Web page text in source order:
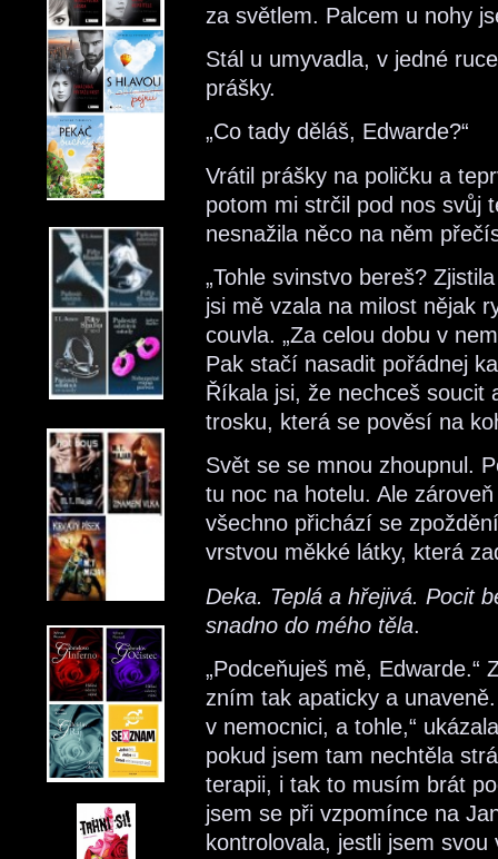
za světlem. Palcem u nohy
Stál u umyvadla, v jedné
prášky.
„Co tady děláš, Edwarde?“
Vrátil prášky na poličku a
potom mi strčil pod nos svůj
nesnažila něco na něm
„Tohle svinstvo bereš?
jsi mě vzala na milost nějak
couvla. „Za celou dobu v
Pak stačí nasadit pořádnej
Říkala jsi, že nechceš soucit
trosku, která se pověsí na
Svět se se mnou zhoupnul.
tu noc na hotelu. Ale
všechno přichází se
vrstvou měkké látky, která
Deka. Teplá a hřejivá. Pocit
snadno do mého těla.
„Podceňuješ mě, Edwarde.“
zním tak apaticky a
v nemocnici, a tohle,“
pokud jsem tam nechtěla
terapii, i tak to musím brát
jsem se při vzpomínce na
kontrolovala, jestli jsem